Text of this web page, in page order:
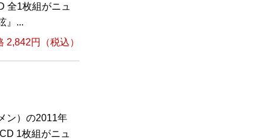
全1枚組がニュ
』...
2,842円（税込）
ン）の2011年
1枚組がニュ